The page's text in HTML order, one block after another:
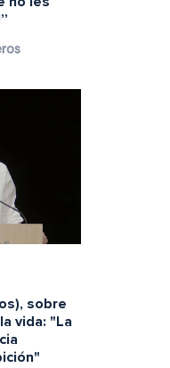
sobre
vida: "La